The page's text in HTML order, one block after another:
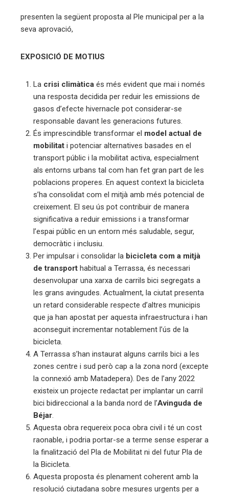
presenten la següent proposta al Ple municipal per a la
seva aprovació,
EXPOSICIÓ DE MOTIUS
La crisi climàtica és més evident que mai i només
una resposta decidida per reduir les emissions de
gasos d’efecte hivernacle pot considerar-se
responsable davant les generacions futures.
És imprescindible transformar el model actual de
mobilitat i potenciar alternatives basades en el
transport públic i la mobilitat activa, especialment
als entorns urbans tal com han fet gran part de les
poblacions properes. En aquest context la bicicleta
s’ha consolidat com el mitjà amb més potencial de
creixement. El seu ús pot contribuir de manera
significativa a reduir emissions i a transformar
l’espai públic en un entorn més saludable, segur,
democràtic i inclusiu.
Per impulsar i consolidar la bicicleta com a mitjà
de transport habitual a Terrassa, és necessari
desenvolupar una xarxa de carrils bici segregats a
les grans avingudes. Actualment, la ciutat presenta
un retard considerable respecte d’altres municipis
que ja han apostat per aquesta infraestructura i han
aconseguit incrementar notablement l’ús de la
bicicleta.
A Terrassa s’han instaurat alguns carrils bici a les
zones centre i sud però cap a la zona nord (excepte
la connexió amb Matadepera). Des de l’any 2022
existeix un projecte redactat per implantar un carril
bici bidireccional a la banda nord de l’Avinguda de
Béjar.
Aquesta obra requereix poca obra civil i té un cost
raonable, i podria portar-se a terme sense esperar a
la finalització del Pla de Mobilitat ni del futur Pla de
la Bicicleta.
Aquesta proposta és plenament coherent amb la
resolució ciutadana sobre mesures urgents per a